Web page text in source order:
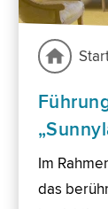
Im
das